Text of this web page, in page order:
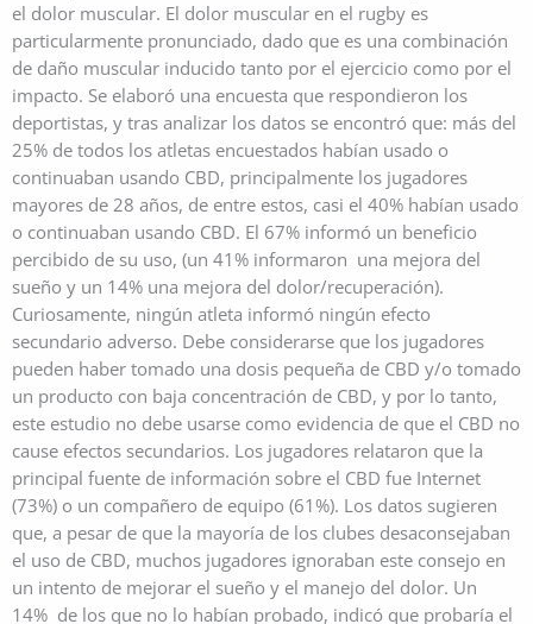
el dolor muscular. El dolor muscular en el rugby es
particularmente pronunciado, dado que es una combinación
de daño muscular inducido tanto por el ejercicio como por el
impacto. Se elaboró una encuesta que respondieron los
deportistas, y tras analizar los datos se encontró que: más del
25% de todos los atletas encuestados habían usado o
continuaban usando CBD, principalmente los jugadores
mayores de 28 años, de entre estos, casi el 40% habían usado
o continuaban usando CBD. El 67% informó un beneficio
percibido de su uso, (un 41% informaron una mejora del
sueño y un 14% una mejora del dolor/recuperación).
Curiosamente, ningún atleta informó ningún efecto
secundario adverso. Debe considerarse que los jugadores
pueden haber tomado una dosis pequeña de CBD y/o tomado
un producto con baja concentración de CBD, y por lo tanto,
este estudio no debe usarse como evidencia de que el CBD no
cause efectos secundarios. Los jugadores relataron que la
principal fuente de información sobre el CBD fue Internet
(73%) o un compañero de equipo (61%). Los datos sugieren
que, a pesar de que la mayoría de los clubes desaconsejaban
el uso de CBD, muchos jugadores ignoraban este consejo en
un intento de mejorar el sueño y el manejo del dolor. Un
14% de los que no lo habían probado, indicó que probaría el